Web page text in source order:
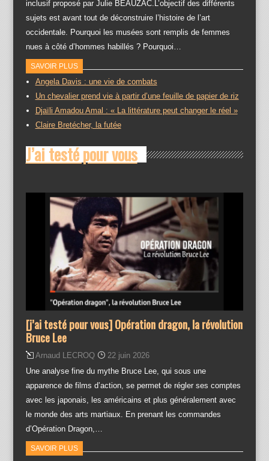
inclusif proposé par Julie BEAUZAC.L’objectif des différents
sujets est avant tout de déconstruire l’histoire de l’art
occidentale. Pourquoi les musées sont remplis de femmes
nues à côté d’hommes habillés ? Pourquoi…
SAVOIR PLUS
Angela Davis : une vie de combats
Un chevalier prend vie à partir d’une feuille de papier de riz
Djaïli Amadou Amal : « La littérature peut changer le réel »
Claire Bretécher, la futée
J’ai testé pour vous
[j’ai testé pour vous] Opération dragon, la révolution
Bruce Lee
Arnaud LECROQ
22 juin 2026
Une analyse fine du mythe Bruce Lee, qui sous une
apparence de films d’action, se permet de régler ses comptes
avec les japonais, les américains et plus généralement avec
le monde des arts martiaux. En prenant les commandes
d’Opération Dragon,…
SAVOIR PLUS